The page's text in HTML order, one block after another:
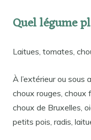
Quel légume
Laitues, tomates,
À l’extérieur ou sous
choux rouges, choux
choux de Bruxelles,
petits pois, radis,